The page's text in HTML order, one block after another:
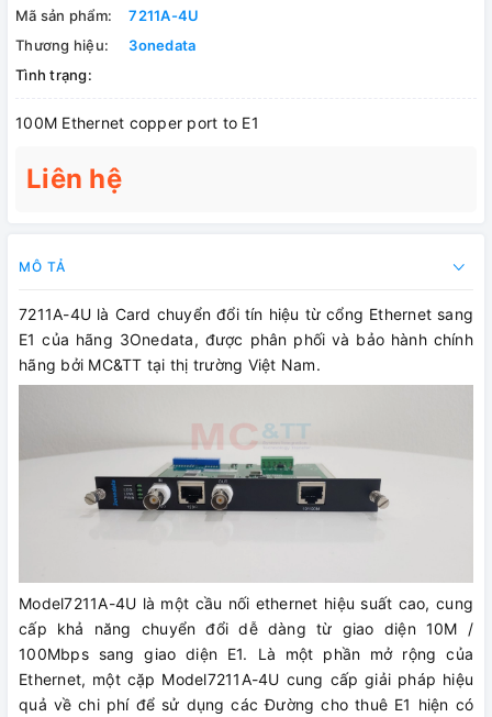
Mã sản phẩm:
7211A-4U
Thương hiệu:
3onedata
Tình trạng:
100M Ethernet copper port to E1
Liên hệ
MÔ TẢ
7211A-4U là Card chuyển đổi tín hiệu từ cổng Ethernet sang
E1 của hãng 3Onedata, được phân phối và bảo hành chính
hãng bởi MC&TT tại thị trường Việt Nam.
Model7211A-4U là một cầu nối ethernet hiệu suất cao, cung
cấp khả năng chuyển đổi dễ dàng từ giao diện 10M /
100Mbps sang giao diện E1. Là một phần mở rộng của
Ethernet, một cặp Model7211A-4U cung cấp giải pháp hiệu
quả về chi phí để sử dụng các Đường cho thuê E1 hiện có